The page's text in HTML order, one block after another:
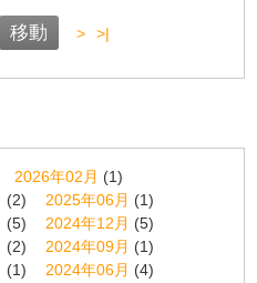
> >|
2026年02月 (1)
(2) 2025年06月 (1)
(5) 2024年12月 (5)
(2) 2024年09月 (1)
(1) 2024年06月 (4)